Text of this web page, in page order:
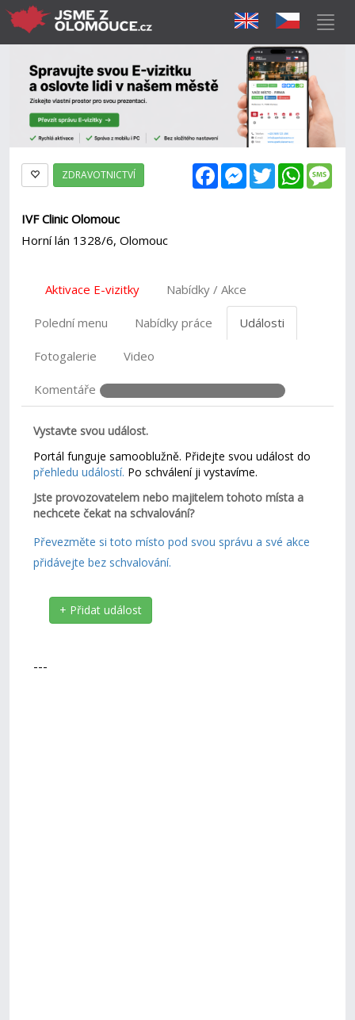
FacebookMessenger
Twitter
ZDRAVOTNICTVÍ
IVF Clinic Olomouc
Horní lán 1328/6, Olomouc
Aktivace E-vizitky Nabídky / Akce
Polední menu Nabídky práce Události
Fotogalerie Video
Komentáře
Vystavte svou událost.
Portál funguje samooblužně. Přidejte svou událost do
přehledu událostí. Po schválení ji vystavíme.
Jste provozovatelem nebo majitelem tohoto místa a
nechcete čekat na schvalování?
Převezměte si toto místo pod svou správu a své akce
přidávejte bez schvalování.
+ Přidat událost
---